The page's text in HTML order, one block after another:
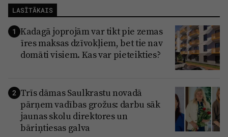
LASĪTĀKAIS
1 Kadagā joprojām var tikt pie zemas
īres maksas dzīvokļiem, bet tie nav
domāti visiem. Kas var pieteikties?
2 Trīs dāmas Saulkrastu novadā
pārņem vadības grožus: darbu sāk
jaunas skolu direktores un
bāriņtiesas galva